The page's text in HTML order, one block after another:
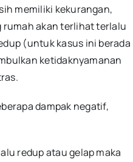
memiliki kekurangan,
rumah akan terlihat terlalu
(untuk kasus ini berada
ketidaknyamanan
dampak negatif,
redup atau gelap maka